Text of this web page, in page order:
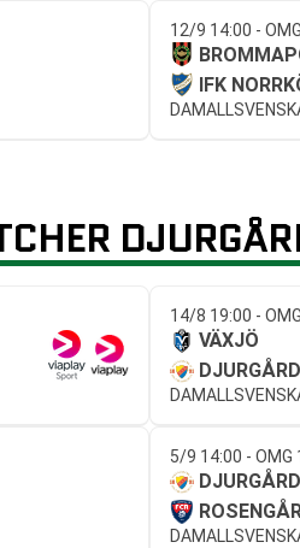
12/9 14:00 -
IFK
14/8 19:00 -
VÄXJÖ
5/9 14:00 - OMG